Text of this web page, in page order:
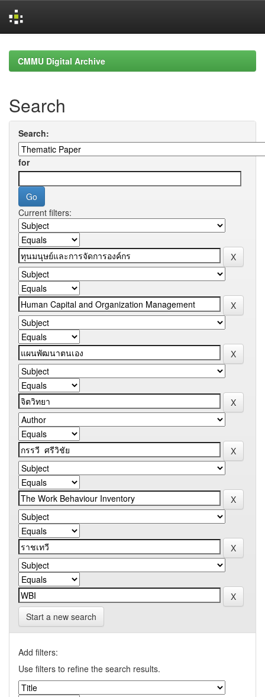
navigationCMMU Digital Archive
Search
Search:
for
Current filters:
Start a new search
Add filters:
Use filters to refine the search results.